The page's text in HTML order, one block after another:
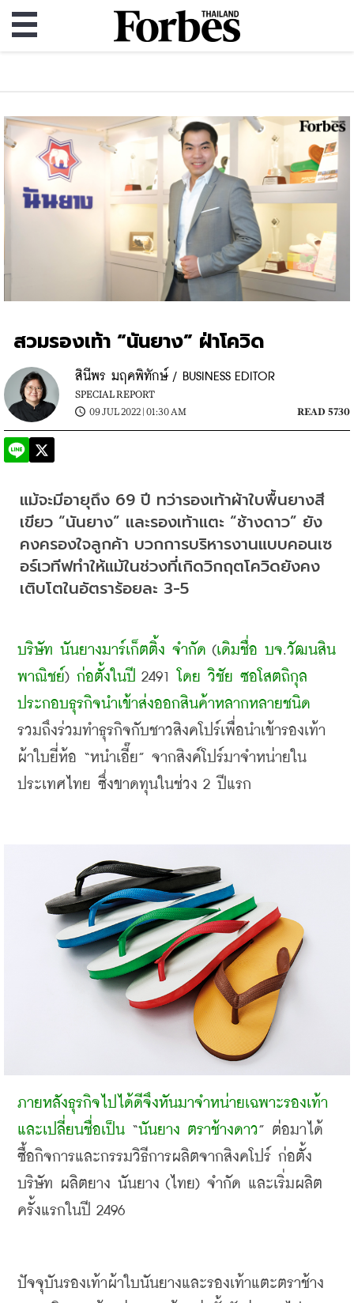
สวมรองเท้า “นันยาง” ฝ่าโควิด
สินีพร มฤคพิทักษ์ / BUSINESS EDITOR
SPECIAL REPORT
09 JUL 2022 | 01:30 AM
READ 5730
แม้จะมีอายุถึง 69 ปี ทว่ารองเท้าผ้าใบพื้นยางสี
เขียว “นันยาง” และรองเท้าแตะ “ช้างดาว” ยัง
คงครองใจลูกค้า บวกการบริหารงานแบบคอนเซ
อร์เวทีฟทำให้แม้ในช่วงที่เกิดวิกฤตโควิดยังคง
เติบโตในอัตราร้อยละ 3-5
บริษัท นันยางมาร์เก็ตติ้ง จำกัด (เดิมชื่อ บจ.วัฒนสิน
พาณิชย์) ก่อตั้งในปี 2491
โดย วิชัย ซอโสตถิกุล
ประกอบธุรกิจนำเข้าส่งออกสินค้าหลากหลายชนิด
รวมถึงร่วมทำธุรกิจกับชาวสิงคโปร์เพื่อนำเข้ารองเท้า
ผ้าใบยี่ห้อ “หนำเอี๊ย” จากสิงค์โปร์มาจำหน่ายใน
ประเทศไทย ซึ่งขาดทุนในช่วง 2 ปีแรก
ภายหลังธุรกิจไปได้ดีจึงหันมาจำหน่ายเฉพาะรองเท้า
และเปลี่ยนชื่อเป็น “นันยาง ตราช้างดาว” ต่อมาได้
ซื้อกิจการและกรรมวิธีการผลิตจากสิงคโปร์ ก่อตั้ง
บริษัท ผลิตยาง นันยาง (ไทย) จำกัด และเริ่มผลิต
ครั้งแรกในปี
2496
ปัจจุบันรองเท้าผ้าใบนันยางและรองเท้าแตะตราช้าง